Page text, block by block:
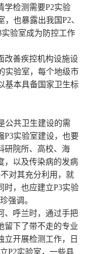
学检测需要P2实验
也暴露出我国P2、
实验室成为防控工作
改善疾控机构设施设
实验室，每个地级市
基本具备国家卫生标
公共卫生建设的需
P3实验室建设，也要
研院所、高校、海
，以及传染病的发病
对其充分利用，就
时，也应建立P3实验
强调。
、呼兰时，通过手把
留下了带不走的专业
立开展检测工作，日
P2实验室，一些县